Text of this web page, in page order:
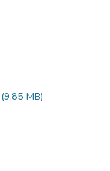
(9,85 MB)